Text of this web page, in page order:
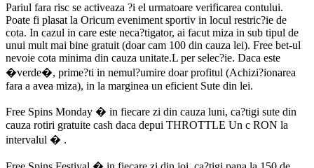
Pariul fara risc se activeaza ?i el urmatoare verificarea contului.
Poate fi plasat la Oricum eveniment sportiv in locul restric?ie de
cota. In cazul in care este neca?tigator, ai facut miza in sub tipul de
unui mult mai bine gratuit (doar cam 100 din cauza lei). Free bet-ul
nevoie cota minima din cauza unitate.L per selec?ie. Daca este
�verde�, prime?ti in nemul?umire doar profitul (Achizi?ionarea
fara a avea miza), in la marginea un eficient Sute din lei.
Free Spins Monday � in fiecare zi din cauza luni, ca?tigi sute din
cauza rotiri gratuite cash daca depui THROTTLE Un c RON la
intervalul � .